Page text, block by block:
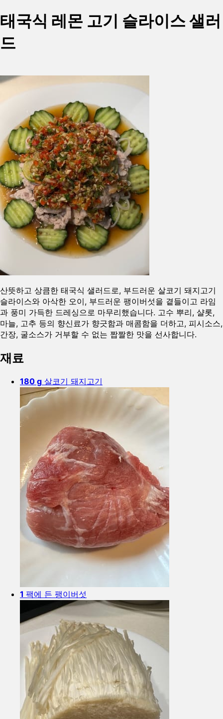
태국식 레몬 고기 슬라이스 샐러
드
산뜻하고 상큼한 태국식 샐러드로, 부드러운 살코기 돼지고기
슬라이스와 아삭한 오이, 부드러운 팽이버섯을 곁들이고 라임
과 풍미 가득한 드레싱으로 마무리했습니다. 고수 뿌리, 샬롯,
마늘, 고추 등의 향신료가 향긋함과 매콤함을 더하고, 피시소스,
간장, 굴소스가 거부할 수 없는 짭짤한 맛을 선사합니다.
재료
180 g 살코기 돼지고기
1 팩에 든 팽이버섯